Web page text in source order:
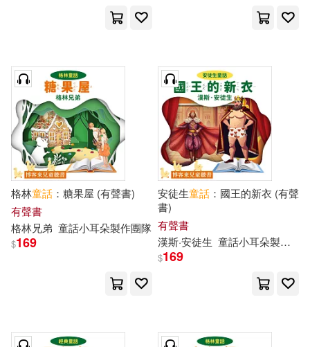
格林童話 ：糖果屋 (有聲書)
有聲書
格林兄弟 童話小耳朵製作團隊
$169
安徒生童話 ：國王的新衣 (有聲
書)
有聲書
漢斯·安徒生 童話小耳朵製作
$169